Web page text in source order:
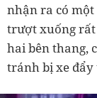
nhận ra có một
trượt xuống rất
hai bên thang,
tránh bị xe đẩy